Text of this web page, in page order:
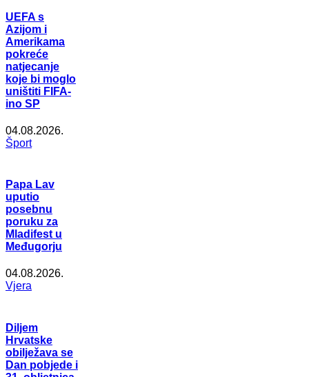
UEFA s
Azijom i
Amerikama
pokreće
natjecanje
koje bi moglo
uništiti FIFA-
ino SP
04.08.2026.
Šport
Papa Lav
uputio
posebnu
poruku za
Mladifest u
Međugorju
04.08.2026.
Vjera
Diljem
Hrvatske
obilježava se
Dan pobjede i